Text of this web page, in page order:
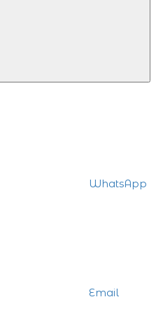
WhatsApp
Email